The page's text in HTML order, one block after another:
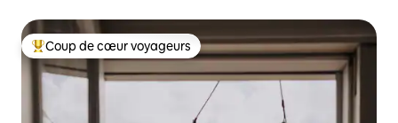
Coups de cœur voyageurs les plus appréciés
Coup de cœur voyageurs